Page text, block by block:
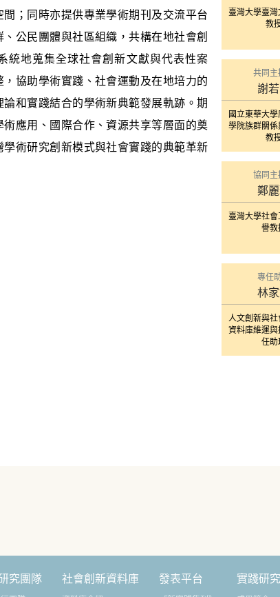
；同時亦提供專業學術期刊及交流平台
公民團體與社區組織，共構在地社會創
統地蒐集全球社會創新文獻與代表性案
協助學術實踐、社會運動及在地培力的
和實踐結合的學術新典範發展軌跡。期
應用、國際合作、資源共享等層面的奠
術研究創新模式與社會實踐的典範革新
臺灣大學臺
教
謝
共同主
國立東華大
學院族群關係
教
鄭
協同主
臺灣大學社
譽教
林
專任
人文創新與
資料庫維運
任助
究團隊 社會創新資料庫 發表平台 實踐研